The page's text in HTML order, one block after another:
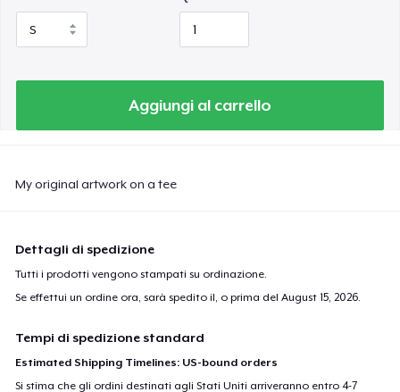
Aggiungi al carrello
My original artwork on a tee
Dettagli di spedizione
Tutti i prodotti vengono stampati su ordinazione.
Se effettui un ordine ora, sarà spedito il, o prima delAugust 15, 2026
Tempi di spedizione standard
Estimated Shipping Timelines: US-bound orders
Si stima che gli ordini destinati agli Stati Uniti arriveranno entro 4-7